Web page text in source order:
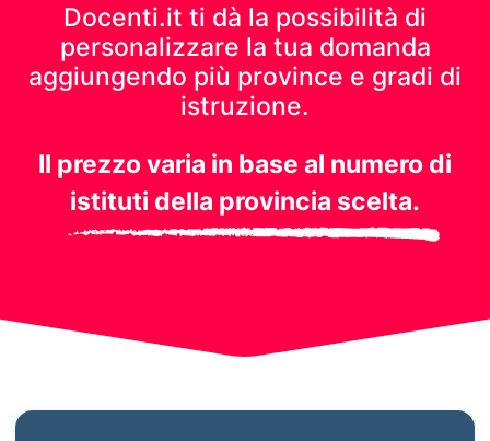
Docenti.it ti dà la possibilità di
personalizzare la tua domanda
aggiungendo più province e gradi di
istruzione.
Il prezzo varia in base al numero di
istituti della provincia scelta.